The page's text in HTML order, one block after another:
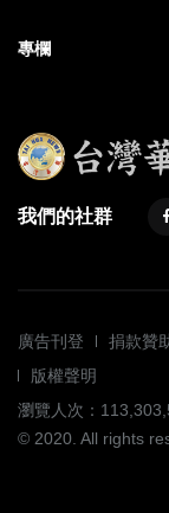
專欄
我們的社群
廣告刊登 捐款贊
版權聲明
瀏覽人次：
© 2020. All rights